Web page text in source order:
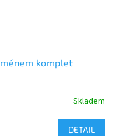
komplet
Skladem
DETAIL